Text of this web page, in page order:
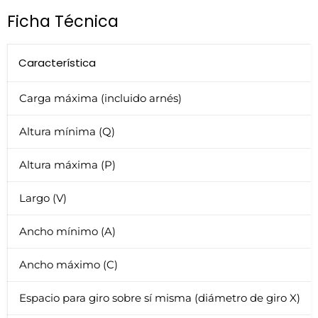
Ficha Técnica
Característica
Carga máxima (incluido arnés)
Altura mínima (Q)
Altura máxima (P)
Largo (V)
Ancho mínimo (A)
Ancho máximo (C)
Espacio para giro sobre sí misma (diámetro de giro X)